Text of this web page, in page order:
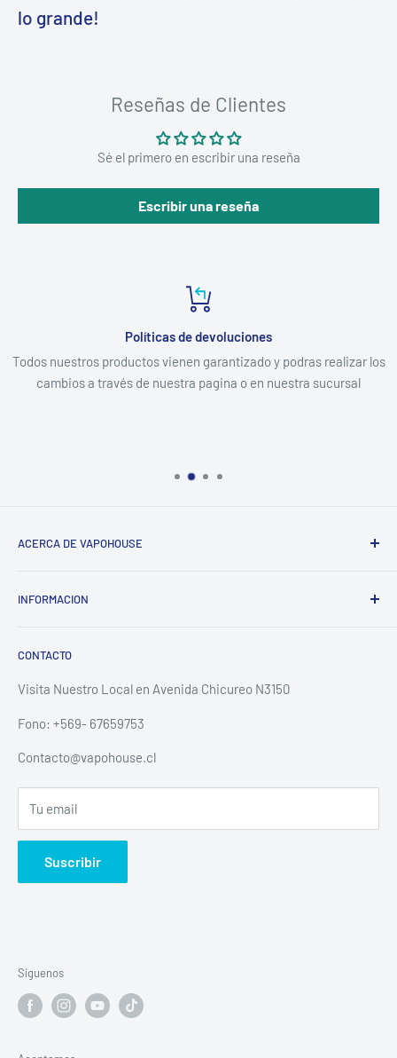
lo grande!
Reseñas de Clientes
Sé el primero en escribir una reseña
Escribir una reseña
Políticas de devoluciones
Todos nuestros productos vienen garantizado y podras realizar los
cambios a través de nuestra pagina o en nuestra sucursal
ACERCA DE VAPOHOUSE
costos de mantener un hogar, buscamos ofrecer los mejores
enfocados en la calidad y una excelente atención.
INFORMACION
Despachos
Politica de envios
Política de devolución y reembolso escrita
Todos Los productos
CONTACTO
Visita Nuestro Local en Avenida Chicureo N3150
Fono: +569- 67659753
Contacto@vapohouse.cl
Tu email
Suscribir
Síguenos